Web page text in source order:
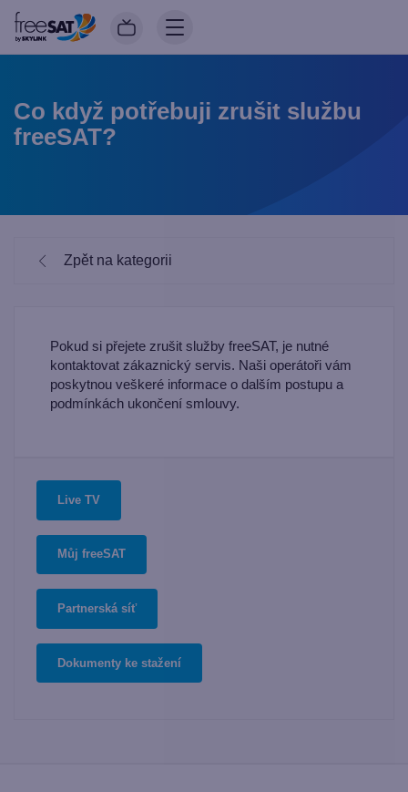
Co když potřebuji zrušit službu
freeSAT?
Zpět na kategorii
Pokud si přejete zrušit služby freeSAT, je nutné
kontaktovat zákaznický servis. Naši operátoři vám
poskytnou veškeré informace o dalším postupu a
podmínkách ukončení smlouvy.
Live TV
Můj freeSAT
Partnerská síť
Dokumenty ke stažení